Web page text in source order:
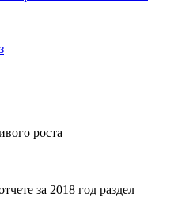
роста
за 2018 год раздел